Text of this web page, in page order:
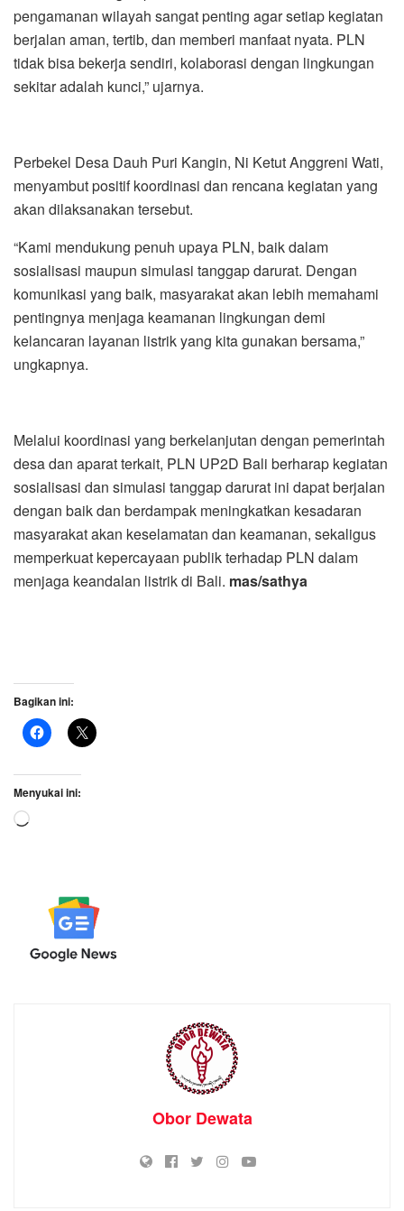
pengamanan wilayah sangat penting agar setiap kegiatan
berjalan aman, tertib, dan memberi manfaat nyata. PLN
tidak bisa bekerja sendiri, kolaborasi dengan lingkungan
sekitar adalah kunci,” ujarnya.
Perbekel Desa Dauh Puri Kangin, Ni Ketut Anggreni Wati,
menyambut positif koordinasi dan rencana kegiatan yang
akan dilaksanakan tersebut.
“Kami mendukung penuh upaya PLN, baik dalam
sosialisasi maupun simulasi tanggap darurat. Dengan
komunikasi yang baik, masyarakat akan lebih memahami
pentingnya menjaga keamanan lingkungan demi
kelancaran layanan listrik yang kita gunakan bersama,”
ungkapnya.
Melalui koordinasi yang berkelanjutan dengan pemerintah
desa dan aparat terkait, PLN UP2D Bali berharap kegiatan
sosialisasi dan simulasi tanggap darurat ini dapat berjalan
dengan baik dan berdampak meningkatkan kesadaran
masyarakat akan keselamatan dan keamanan, sekaligus
memperkuat kepercayaan publik terhadap PLN dalam
menjaga keandalan listrik di Bali. mas/sathya
Bagikan ini:
Menyukai ini:
Memuat...
Obor Dewata